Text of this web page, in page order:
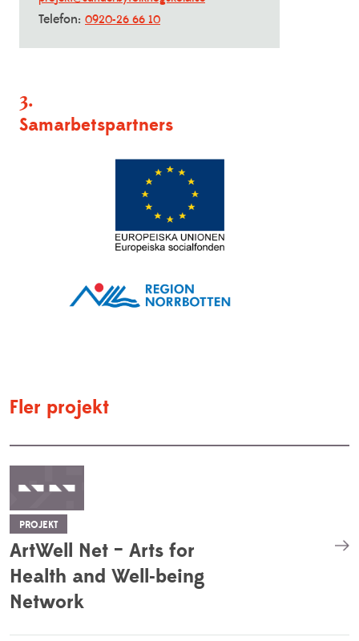
Telefon: 0920-26 66 10
3.
Samarbetspartners
Fler projekt
PROJEKT
ArtWell Net – Arts for
Health and Well-being
Network